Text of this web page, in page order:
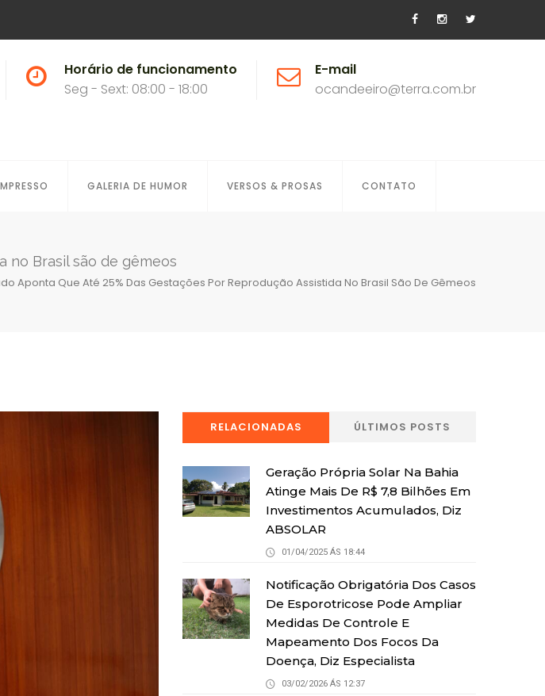
Horário de funcionamento
Seg - Sext: 08:00 - 18:00
E-mail
ocandeeiro@terra.com.br
GALERIA DE HUMOR VERSOS & PROSAS CONTATO
no Brasil são de gêmeos
Aponta Que Até 25% Das Gestações Por Reprodução Assistida No Brasil São De Gêmeos
RELACIONADAS ÚLTIMOS POSTS
Geração Própria Solar Na Bahia
Atinge Mais De R$ 7,8 Bilhões Em
Investimentos Acumulados, Diz
ABSOLAR
01/04/2025 ÁS 18:44
Notificação Obrigatória Dos Casos
De Esporotricose Pode Ampliar
Medidas De Controle E
Mapeamento Dos Focos Da
Doença, Diz Especialista
03/02/2026 ÁS 12:37